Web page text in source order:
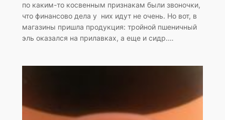
по каким-то косвенным признакам были звоночки,
что финансово дела у них идут не очень. Но вот, в
магазины пришла продукция: тройной пшеничный
эль оказался на прилавках, а еще и сидр.…